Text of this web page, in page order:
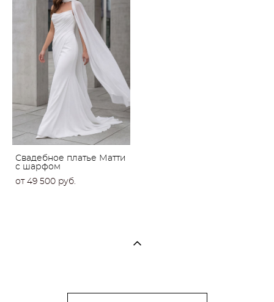
Свадебное платье Матти
с шарфом
от 49 500 pуб.